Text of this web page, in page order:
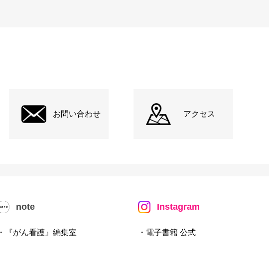
お問い合わせ アクセス
note
・『がん看護』編集室
Instagram
・電子書籍 公式